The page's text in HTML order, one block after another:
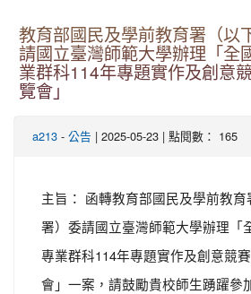
教育部國民及學前教育署（以
請國立臺灣師範大學辦理「全
業群科114年專題實作及創意
覽會」
a213 - 公告 | 2025-05-23 | 點閱數： 165
主旨： 函轉教育部國民及學前教
署）委請國立臺灣師範大學辦理「
專業群科114年專題實作及創意競
會」一案，請鼓勵貴校師生踴躍參